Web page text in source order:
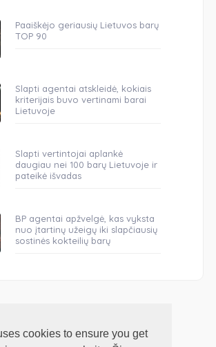
cookies to ensure you get
Paaiškėjo geriausių Lietuvos barų
TOP 90
Slapti agentai atskleidė, kokiais
kriterijais buvo vertinami barai
Lietuvoje
Slapti vertintojai aplankė
daugiau nei 100 barų Lietuvoje ir
pateikė išvadas
BP agentai apžvelgė, kas vyksta
nuo įtartinų užeigų iki slapčiausių
sostinės kokteilių barų